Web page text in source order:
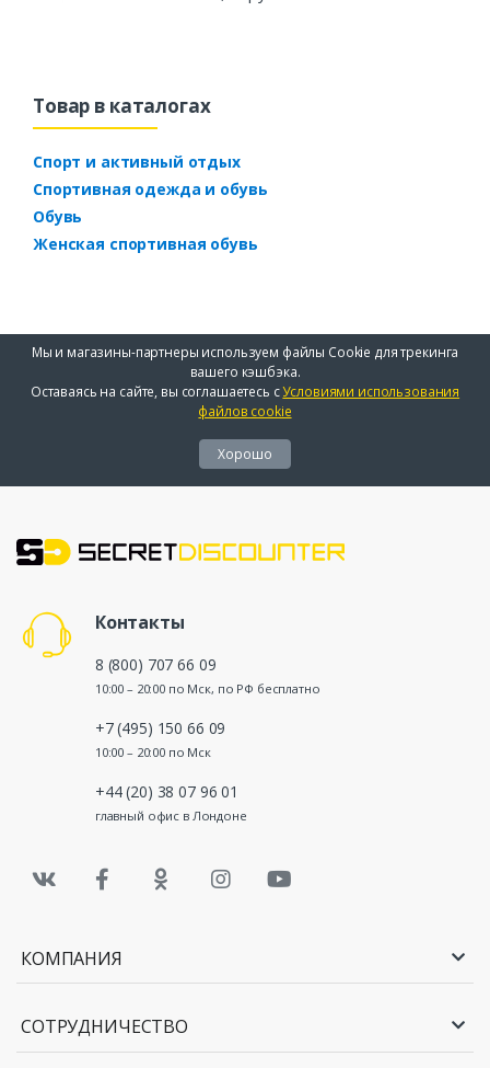
Товар в каталогах
Спорт и активный отдых
Спортивная одежда и обувь
Обувь
Женская спортивная обувь
Мы и магазины-партнеры используем файлы Cookie для трекинга
вашего кэшбэка.
Оставаясь на сайте, вы соглашаетесь сУсловиями использования
файлов cookie
Хорошо
Контакты
8 (800) 707 66 09
10:00 – 20:00 по Мск, по РФ бесплатно
+7 (495) 150 66 09
10:00 – 20:00 по Мск
+44 (20) 38 07 96 01
главный офис в Лондоне
КОМПАНИЯ
СОТРУДНИЧЕСТВО